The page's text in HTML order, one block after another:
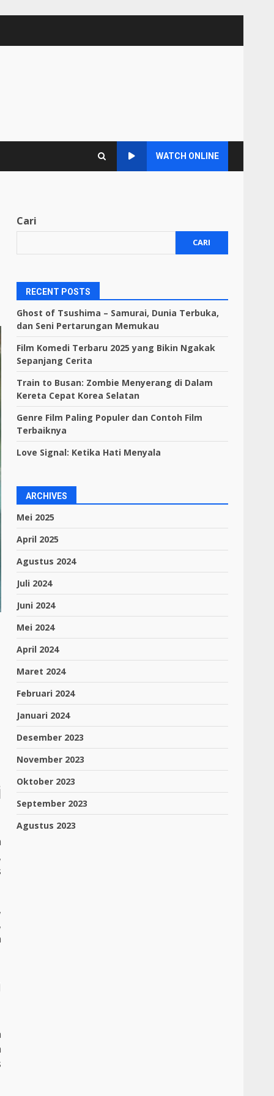
WATCH ONLINE
Cari
CARI
RECENT POSTS
Ghost of Tsushima – Samurai, Dunia Terbuka,
dan Seni Pertarungan Memukau
Film Komedi Terbaru 2025 yang Bikin Ngakak
Sepanjang Cerita
Train to Busan: Zombie Menyerang di Dalam
Kereta Cepat Korea Selatan
Genre Film Paling Populer dan Contoh Film
Terbaiknya
Love Signal: Ketika Hati Menyala
ARCHIVES
Mei 2025
April 2025
Agustus 2024
Juli 2024
Juni 2024
Mei 2024
April 2024
Maret 2024
Februari 2024
Januari 2024
Desember 2023
November 2023
Oktober 2023
September 2023
Agustus 2023